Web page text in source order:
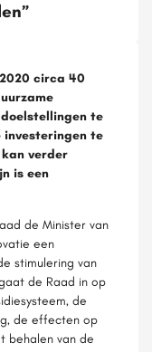
circa 40
te
investeringen te
verder
is een
de Minister van
een
stimulering van
de Raad in op
de
de effecten op
behalen van de